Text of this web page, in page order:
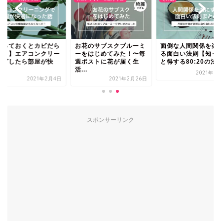
っておくとカビだら
？】エアコンクリー
グしたら部屋が快
2021年2月4日
お花のサブスクブルーミ
ーをはじめてみた！〜毎
週ポストに花が届く生
活...
2021年2月26日
面倒な人間関係を楽
る面白い法則【知っ
と得する80:20の法
2021年3
スポンサーリンク